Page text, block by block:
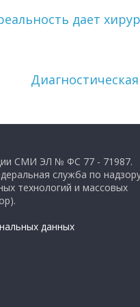
дает
СМИ ЭЛ № ФС 77 - 71987.
служба по
технологий и массовых
данных